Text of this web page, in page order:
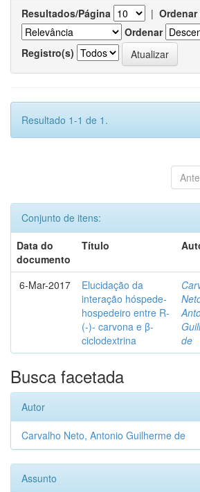
Resultados/Página |
Ordenar
Registro(s)
Resultado 1-1 de 1.
Conjunto de itens:
Data do
documento
Título
6-Mar-2017
Elucidação da
interação hóspede-
hospedeiro entre R-
(-)- carvona e β-
ciclodextrina
de
Busca facetada
Autor
Carvalho Neto, Antonio Guilherme de
Assunto